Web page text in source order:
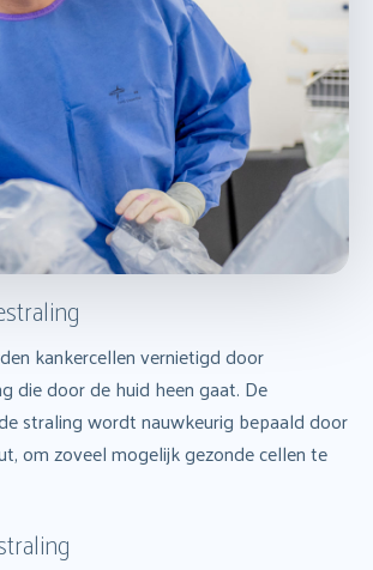
kankercellen vernietigd door
die door de huid heen gaat. De
straling wordt nauwkeurig bepaald door
om zoveel mogelijk gezonde cellen te